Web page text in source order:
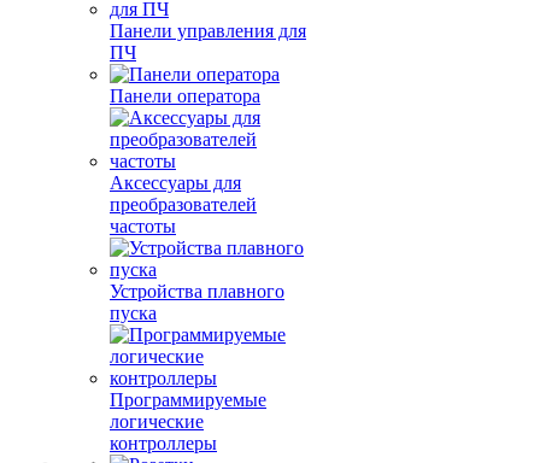
Панели управления для
ПЧ
Панели оператора
Аксессуары для
преобразователей
частоты
Устройства плавного
пуска
Программируемые
логические
контроллеры